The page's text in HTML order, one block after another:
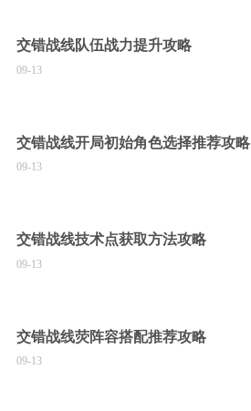
交错战线队伍战力提升攻略
09-13
交错战线开局初始角色选择推荐攻略
09-13
交错战线技术点获取方法攻略
09-13
交错战线荧阵容搭配推荐攻略
09-13